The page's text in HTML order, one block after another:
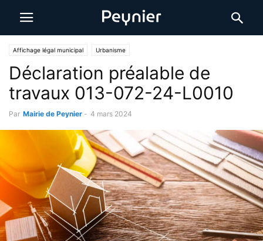
Affichage légal municipal Urbanisme
Déclaration préalable de
travaux 013-072-24-L0010
Par Mairie de Peynier - 4 mars 2024